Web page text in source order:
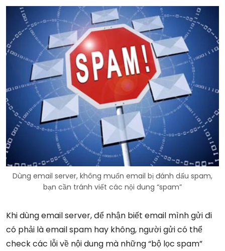
Dùng email server, không muốn email bị đánh dấu spam,
bạn cần tránh viết các nội dung “spam”
Khi dùng email server, để nhận biết email mình gửi đi
có phải là email spam hay không, người gửi có thể
check các lỗi về nội dung mà những “bộ lọc spam”